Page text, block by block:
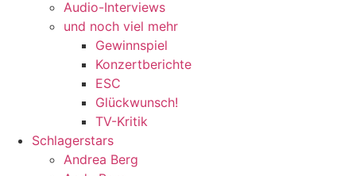
Audio-Interviews
und noch viel mehr
Gewinnspiel
Konzertberichte
ESC
Glückwunsch!
TV-Kritik
Schlagerstars
Andrea Berg